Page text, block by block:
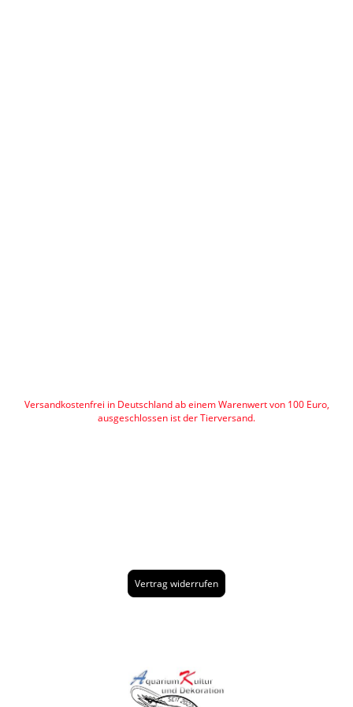
Versandkostenfrei in Deutschland ab einem Warenwert von 100 Euro,
ausgeschlossen ist der Tierversand.
Vertrag widerrufen